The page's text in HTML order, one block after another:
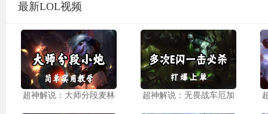
最新LOL视频
超神解说：大师分段麦林 超神解说：无畏战车厄加